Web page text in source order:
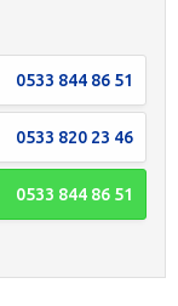
0533 844 86 51
0533 820 23 46
0533 844 86 51